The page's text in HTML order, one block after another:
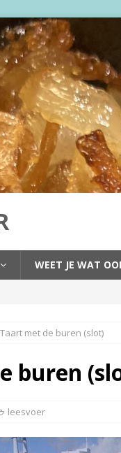
WEET JE WAT
Taart met de buren (slot)
buren
leesvoer